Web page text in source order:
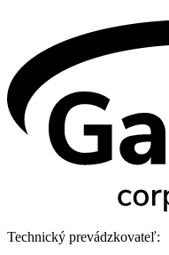
Technický prevádzkovateľ: